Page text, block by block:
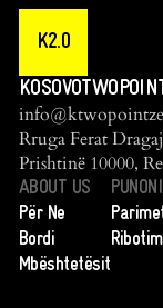
K2.0
Rruga Ferat
Prishtinë 10000,
ABOUT US
Për Ne
Bordi
Mbështetësit